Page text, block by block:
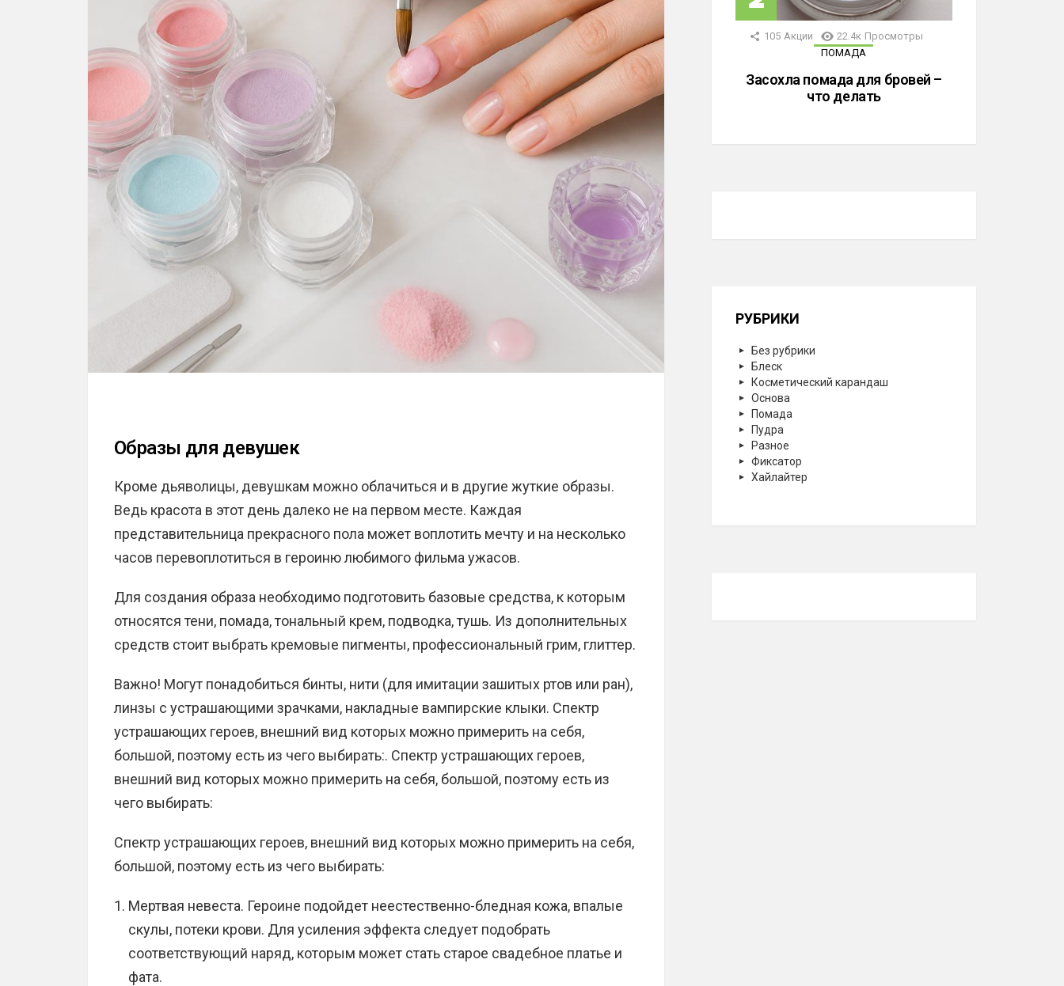
Образы для девушек
Кроме дьяволицы, девушкам можно облачиться и в другие жуткие образы.
Ведь красота в этот день далеко не на первом месте. Каждая
представительница прекрасного пола может воплотить мечту и на несколько
часов перевоплотиться в героиню любимого фильма ужасов.
Для создания образа необходимо подготовить базовые средства, к которым
относятся тени, помада, тональный крем, подводка, тушь. Из дополнительных
средств стоит выбрать кремовые пигменты, профессиональный грим, глиттер.
Важно! Могут понадобиться бинты, нити (для имитации зашитых ртов или ран),
линзы с устрашающими зрачками, накладные вампирские клыки. Спектр
устрашающих героев, внешний вид которых можно примерить на себя,
большой, поэтому есть из чего выбирать:. Спектр устрашающих героев,
внешний вид которых можно примерить на себя, большой, поэтому есть из
чего выбирать:
Спектр устрашающих героев, внешний вид которых можно примерить на себя,
большой, поэтому есть из чего выбирать:
Мертвая невеста. Героине подойдет неестественно-бледная кожа, впалые
скулы, потеки крови. Для усиления эффекта следует подобрать
соответствующий наряд, которым может стать старое свадебное платье и
фата.
105 Акции 22.4к Просмотры
ПОМАДА
Засохла помада для бровей –
что делать
РУБРИКИ
Без рубрики
Блеск
Косметический карандаш
Основа
Помада
Пудра
Разное
Фиксатор
Хайлайтер